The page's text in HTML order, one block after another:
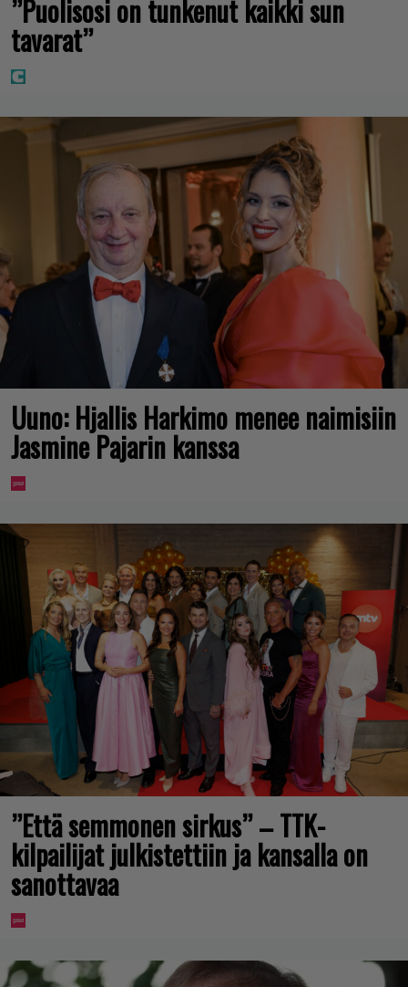
”Puolisosi on tunkenut kaikki sun
tavarat”
Uuno: Hjallis Harkimo menee naimisiin
Jasmine Pajarin kanssa
”Että semmonen sirkus” – TTK-
kilpailijat julkistettiin ja kansalla on
sanottavaa